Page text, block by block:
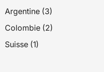
Argentine (3)
Colombie (2)
Suisse (1)